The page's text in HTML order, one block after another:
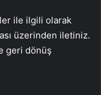
ile ilgili olarak
üzerinden iletiniz.
geri dönüş